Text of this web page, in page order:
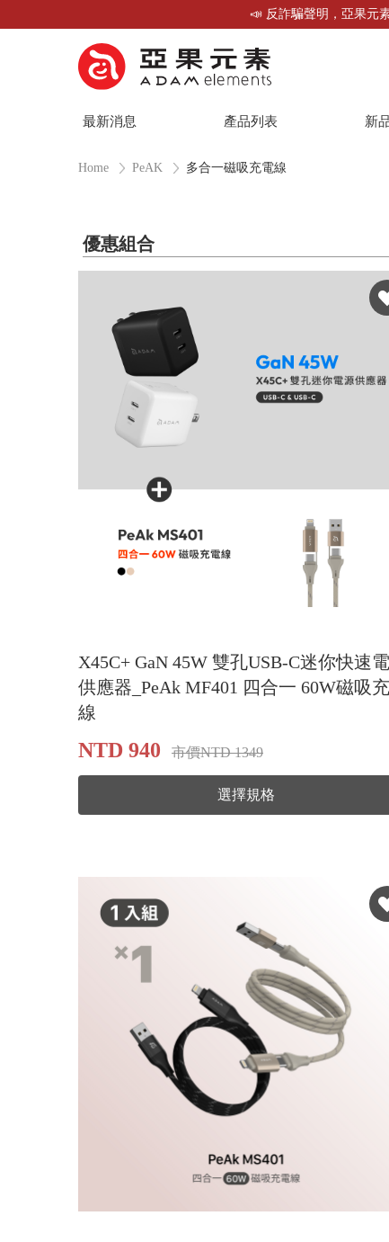
📣 反詐騙聲明，亞果元
最新消息 產品列表 新
Home PeAK 多合一磁吸充電線
優惠組合
X45C+ GaN 45W 雙孔USB-C迷你快速
供應器_PeAk MF401 四合一 60W磁吸
線
NTD 940 市價NTD 1349
選擇規格